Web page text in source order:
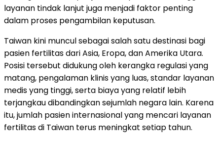
layanan tindak lanjut juga menjadi faktor penting
dalam proses pengambilan keputusan.
Taiwan kini muncul sebagai salah satu destinasi bagi
pasien fertilitas dari Asia, Eropa, dan Amerika Utara.
Posisi tersebut didukung oleh kerangka regulasi yang
matang, pengalaman klinis yang luas, standar layanan
medis yang tinggi, serta biaya yang relatif lebih
terjangkau dibandingkan sejumlah negara lain. Karena
itu, jumlah pasien internasional yang mencari layanan
fertilitas di Taiwan terus meningkat setiap tahun.